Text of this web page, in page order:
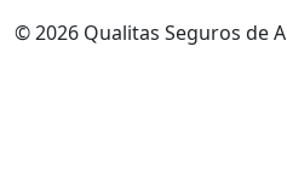
© 2026 Qualitas Seguros de